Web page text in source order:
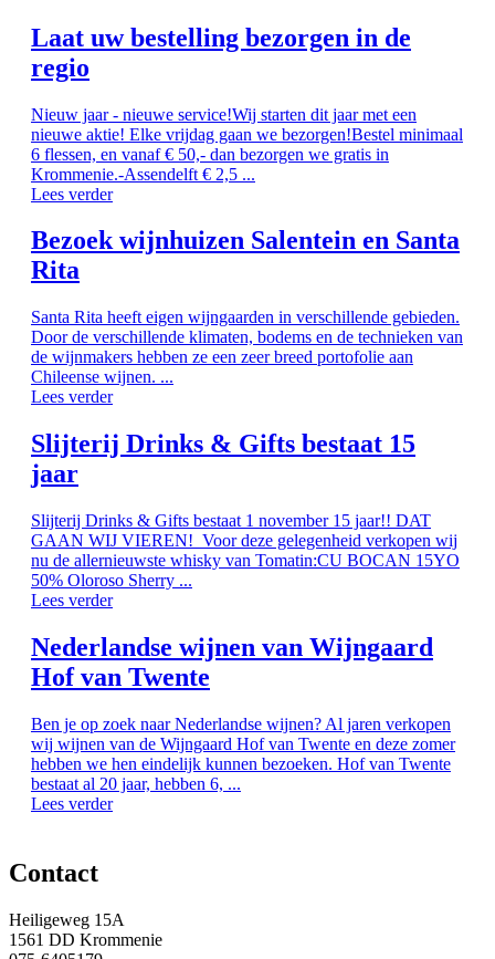
Laat uw bestelling bezorgen in de
regio
Nieuw jaar - nieuwe service!Wij starten dit jaar met een
nieuwe aktie! Elke vrijdag gaan we bezorgen!Bestel minimaal
6 flessen, en vanaf € 50,- dan bezorgen we gratis in
Krommenie.-Assendelft € 2,5 ...
Lees verder
Bezoek wijnhuizen Salentein en Santa
Rita
Santa Rita heeft eigen wijngaarden in verschillende gebieden.
Door de verschillende klimaten, bodems en de technieken van
de wijnmakers hebben ze een zeer breed portofolie aan
Chileense wijnen. ...
Lees verder
Slijterij Drinks & Gifts bestaat 15
jaar
Slijterij Drinks & Gifts bestaat 1 november 15 jaar!! DAT
GAAN WIJ VIEREN! Voor deze gelegenheid verkopen wij
nu de allernieuwste whisky van Tomatin:CU BOCAN 15YO
50% Oloroso Sherry ...
Lees verder
Nederlandse wijnen van Wijngaard
Hof van Twente
Ben je op zoek naar Nederlandse wijnen? Al jaren verkopen
wij wijnen van de Wijngaard Hof van Twente en deze zomer
hebben we hen eindelijk kunnen bezoeken. Hof van Twente
bestaat al 20 jaar, hebben 6, ...
Lees verder
Contact
Heiligeweg 15A
1561 DD Krommenie